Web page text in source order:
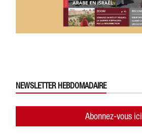
NEWSLETTER HEBDOMADAIRE
Abonnez-vous ici